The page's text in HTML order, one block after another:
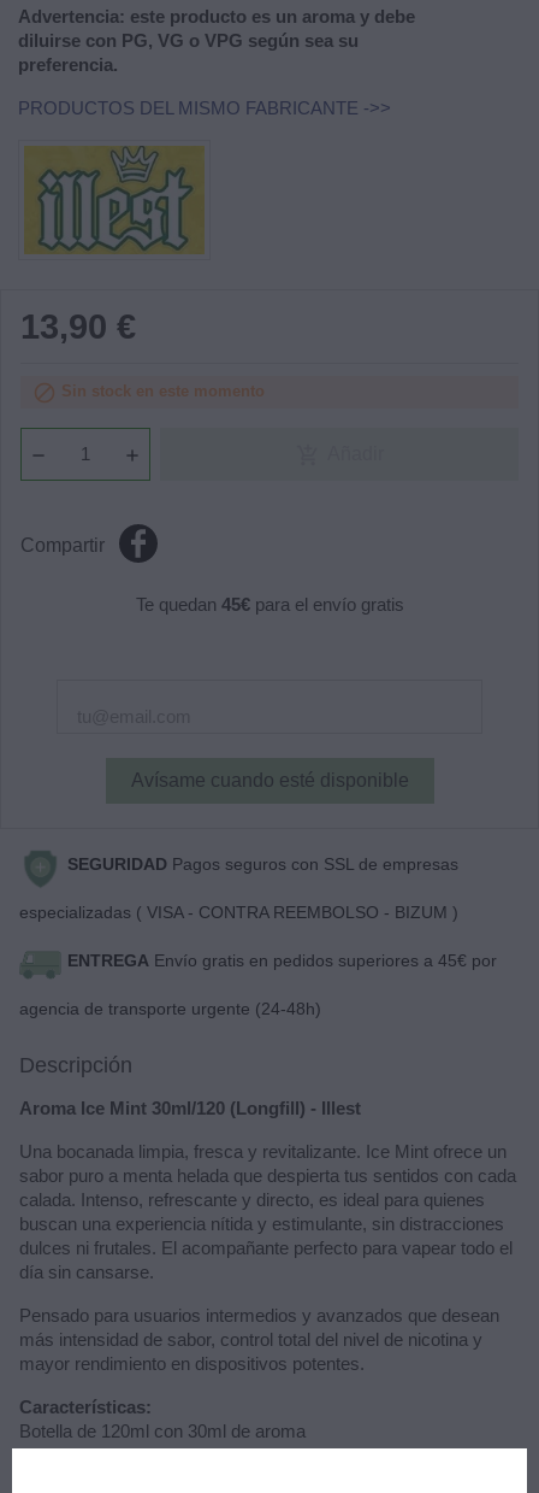
Advertencia: este producto es un aroma y debe
diluirse con PG, VG o VPG según sea su
preferencia.
PRODUCTOS DEL MISMO FABRICANTE ->>
13,90 €
 Sin stock en este momento
Compartir
Te quedan 45€para el envío gratis
Avísame cuando esté disponible
SEGURIDAD Pagos seguros con SSL de empresas
especializadas ( VISA - CONTRA REEMBOLSO - BIZUM )
ENTREGA Envío gratis en pedidos superiores a 45€ por
agencia de transporte urgente (24-48h)
Descripción
Aroma Ice Mint 30ml/120 (Longfill) - Illest
Una bocanada limpia, fresca y revitalizante. Ice Mint ofrece un
sabor puro a menta helada que despierta tus sentidos con cada
calada. Intenso, refrescante y directo, es ideal para quienes
buscan una experiencia nítida y estimulante, sin distracciones
dulces ni frutales. El acompañante perfecto para vapear todo el
día sin cansarse.
Pensado para usuarios intermedios y avanzados que desean
más intensidad de sabor, control total del nivel de nicotina y
mayor rendimiento en dispositivos potentes.
Características:
Botella de 120ml con 30ml de aroma
Tapón a prueba de niños